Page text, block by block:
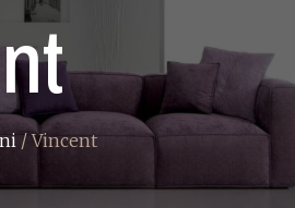
/ Vincent